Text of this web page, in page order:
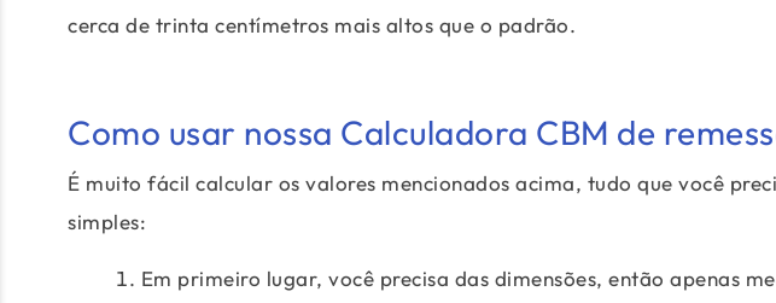
cerca de trinta centímetros mais altos que o padrão.
Como usar nossa Calculadora CBM de
É muito fácil calcular os valores mencionados acima, tudo que você
simples:
Em primeiro lugar, você precisa das dimensões, então apenas